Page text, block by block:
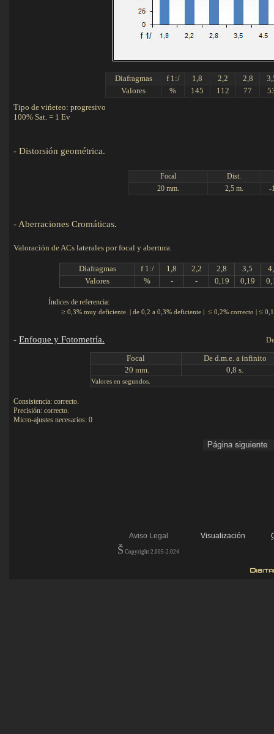
Diafragmas f 1:/ 1,8 2,2 2,8
Valores
% 145 112 77
Tipo de vińeteo: progresivo
100% Sat. = 1 Ev
- Distorsión geométrica.
Focal Dist.
20 mm.
2,5 m. -
- Aberraciones Cromáticas.
Valoración de ACs laterales por focal y abertura.
Diafragmas f 1:/ 1,8 2,2 2,8 3,5
Valores
% - - 0,19 0,19
Índices de referencia:
≥ 0,3% muy deficiente. | de 0,2 a 0,3% deficiente | ≤ 0,2% correcto | ≤
- Enfoque y Fotometría.
Focal
De d.m.e. a infinito
20 mm.
0,8 s.
Valores en segundos.
Consistencia: correcto.
Precisión: correcto.
Micro-ajustes necesarios: 0